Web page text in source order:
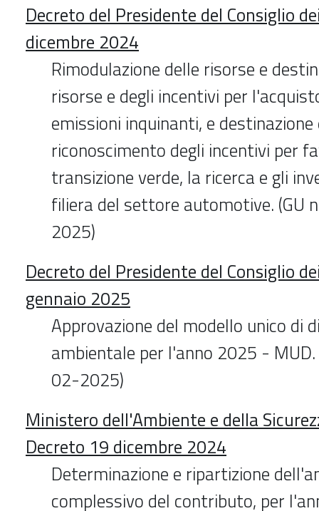
Decreto del Presidente del Consiglio
dicembre 2024
Rimodulazione delle risorse e
risorse e degli incentivi per
emissioni inquinanti, e
riconoscimento degli incentivi per
transizione verde, la ricerca e gli
filiera del settore automotive. (GU
2025)
Decreto del Presidente del Consiglio
gennaio 2025
Approvazione del modello unico di
ambientale per l'anno 2025 -
02-2025)
Ministero dell'Ambiente e della
Decreto 19 dicembre 2024
Determinazione e ripartizione
complessivo del contributo, per